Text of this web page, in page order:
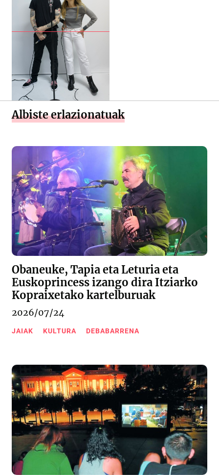
Albiste erlazionatuak
Obaneuke, Tapia eta Leturia eta
Euskoprincess izango dira Itziarko
Kopraixetako kartelburuak
2026/07/24
JAIAK KULTURA DEBABARRENA